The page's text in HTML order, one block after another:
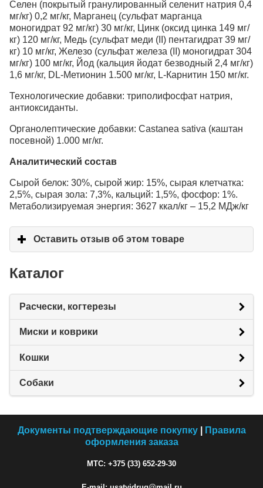
Селен (покрытый гранулированный селенит натрия 0,4
мг/кг) 0,2 мг/кг, Марганец (сульфат марганца
моногидрат 92 мг/кг) 30 мг/кг, Цинк (оксид цинка 149 мг/
кг) 120 мг/кг, Медь (сульфат меди (II) пентагидрат 39 мг/
кг) 10 мг/кг, Железо (сульфат железа (II) моногидрат 304
мг/кг) 100 мг/кг, Йод (кальция йодат безводный 2,4 мг/кг)
1,6 мг/кг, DL-Метионин 1.500 мг/кг, L-Карнитин 150 мг/кг.
Технологические добавки: триполифосфат натрия,
антиоксиданты.
Органолептические добавки: Castanea sativa (каштан
посевной) 1.000 мг/кг.
Аналитический состав
Сырой белок: 30%, сырой жир: 15%, сырая клетчатка:
2,5%, сырая зола: 7,3%, кальций: 1,5%, фосфор: 1%.
Метаболизируемая энергия: 3627 ккал/кг – 15,2 МДж/кг
Оставить отзыв об этом товаре
Каталог
Расчески, когтерезы
Миски и коврики
Кошки
Собаки
Документы подтверждающие покупку|
Правила
оформления заказа
МТС: +375 (33) 652-29-30